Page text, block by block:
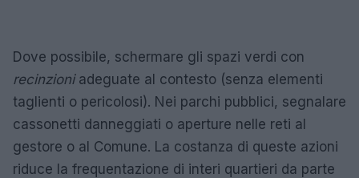
Dove possibile, schermare gli spazi verdi con
recinzioniadeguate al contesto (senza elementi
taglienti o pericolosi). Nei parchi pubblici, segnalare
cassonetti danneggiati o aperture nelle reti al
gestore o al Comune. La costanza di queste azioni
riduce la frequentazione di interi quartieri da parte